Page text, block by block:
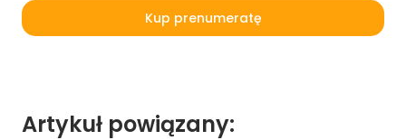
Kup prenumeratę
Artykuł powiązany: